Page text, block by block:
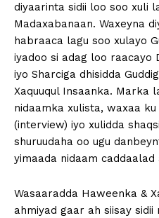
diyaarinta sidii loo soo xuli
Madaxabanaan. Waxeyna
habraaca lagu soo xulayo
iyadoo si adag loo raacayo
iyo Sharciga dhisidda
Xaquuqul Insaanka. Marka
nidaamka xulista, waxaa
(interview) iyo xulidda
shuruudaha oo ugu
yimaada nidaam caddaalad
Wasaaradda Haweenka &
ahmiyad gaar ah siisay